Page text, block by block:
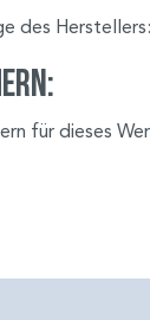
des Herstellers:
für dieses